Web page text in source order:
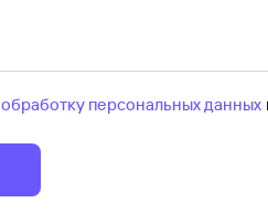
обработку персональных данных